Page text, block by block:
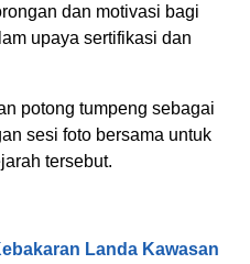
dan motivasi bagi
upaya sertifikasi dan
potong tumpeng sebagai
sesi foto bersama untuk
tersebut.
Landa Kawasan